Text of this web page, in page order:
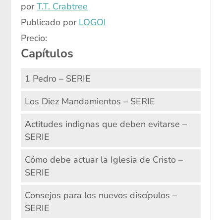
porT.T. Crabtree
Publicado por LOGOI
Precio:
Capítulos
1 Pedro – SERIE
Los Diez Mandamientos – SERIE
Actitudes indignas que deben evitarse –
SERIE
Cómo debe actuar la Iglesia de Cristo –
SERIE
Consejos para los nuevos discípulos –
SERIE